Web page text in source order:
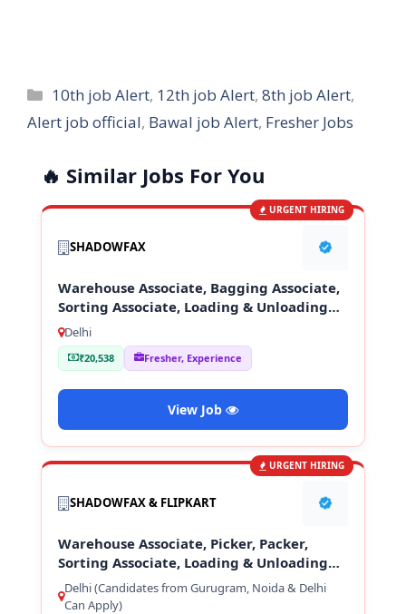
Categories
10th job Alert, 12th job Alert,8th job Alert,
Alert job official, Bawal job Alert, Fresher Jobs
🔥 Similar Jobs For You
URGENT HIRING
SHADOWFAX
Warehouse Associate, Bagging Associate,
Sorting Associate, Loading & Unloading
Staff
Delhi
₹20,538 Fresher, Experience
View Job
URGENT HIRING
SHADOWFAX & FLIPKART
Warehouse Associate, Picker, Packer,
Sorting Associate, Loading & Unloading
Staff
Delhi (Candidates from Gurugram, Noida & Delhi
Can Apply)